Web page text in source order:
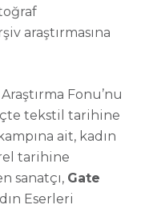
araştırmasına
Fonu’nu
tekstil tarihine
ait, kadın
tarihine
sanatçı, Gate
Eserleri